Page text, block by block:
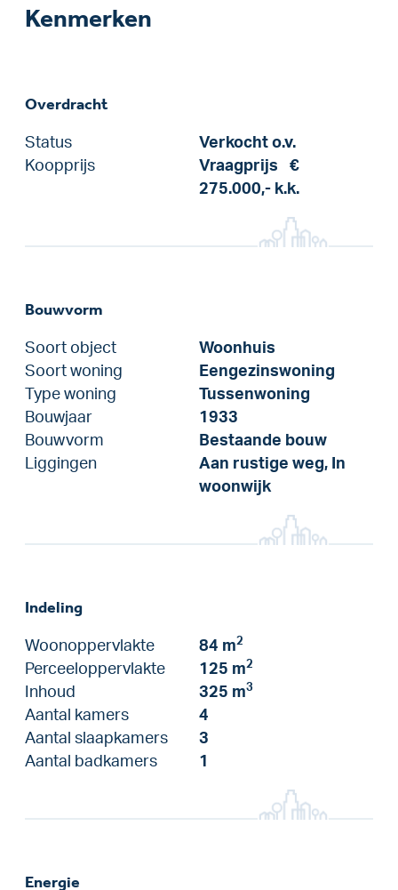
Kenmerken
Overdracht
Status
Verkocht o.v.
Koopprijs
Vraagprijs
€
275.000,- k.k.
Bouwvorm
Soort object
Woonhuis
Soort woning
Eengezinswoning
Type woning
Tussenwoning
Bouwjaar
1933
Bouwvorm
Bestaande bouw
Liggingen
Aan rustige weg, In
woonwijk
Indeling
Woonoppervlakte 84 m2
Perceeloppervlakte 125 m2
Inhoud 325 m3
Aantal kamers
4
Aantal slaapkamers
3
Aantal badkamers
1
Energie